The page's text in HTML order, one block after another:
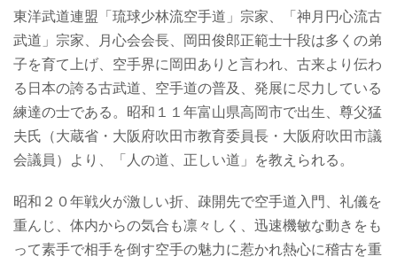
東洋武道連盟「琉球少林流空手道」宗家、「神月円心流古
武道」宗家、月心会会長、岡田俊郎正範士十段は多くの弟
子を育て上げ、空手界に岡田ありと言われ、古来より伝わ
る日本の誇る古武道、空手道の普及、発展に尽力している
練達の士である。昭和１１年富山県高岡市で出生、尊父猛
夫氏（大蔵省・大阪府吹田市教育委員長・大阪府吹田市議
会議員）より、「人の道、正しい道」を教えられる。
昭和２０年戦火が激しい折、疎開先で空手道入門、礼儀を
重んじ、体内からの気合も凛々しく、迅速機敏な動きをも
って素手で相手を倒す空手の魅力に惹かれ熱心に稽古を重